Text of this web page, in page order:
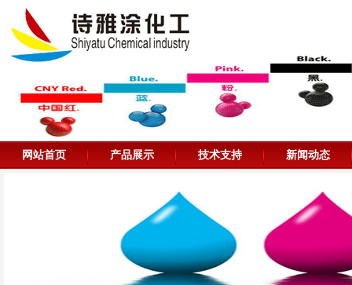
网站首页 产品展示 技术支持 新闻动态